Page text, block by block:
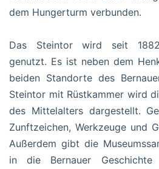
dem Hungerturm verbunden.
Das Steintor wird seit
genutzt. Es ist neben dem
beiden Standorte des
Steintor mit Rüstkammer wird
des Mittelalters dargestellt.
Zunftzeichen, Werkzeuge und
Außerdem gibt die
in die Bernauer